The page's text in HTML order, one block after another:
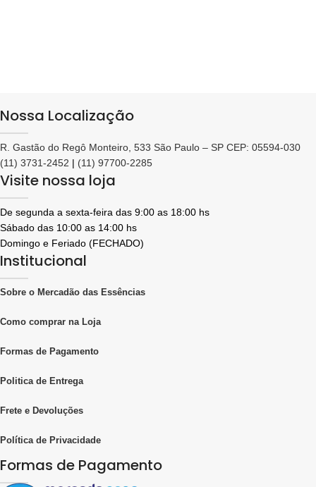
Nossa Localização
R. Gastão do Regô Monteiro, 533 São Paulo – SP CEP: 05594-030
(11) 3731-2452 | (11) 97700-2285
Visite nossa loja
De segunda a sexta-feira das 9:00 as 18:00 hs
Sábado das 10:00 as 14:00 hs
Domingo e Feriado (FECHADO)
Institucional
Sobre o Mercadão das Essências
Como comprar na Loja
Formas de Pagamento
Politica de Entrega
Frete e Devoluções
Política de Privacidade
Formas de Pagamento